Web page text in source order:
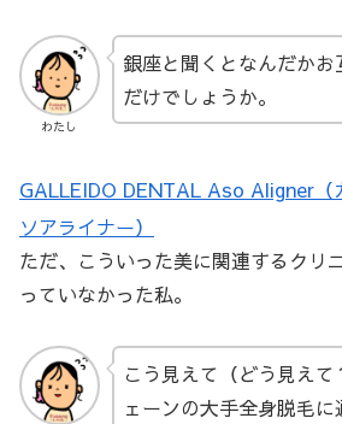
わたし
銀座と聞くとなんだか
だけでしょうか。
GALLEIDO DENTAL Aso Aligner（
ソアライナー）
ただ、こういった美に関連するクリ
っていなかった私。
こう見えて（どう見え
ェーンの大手全身脱毛